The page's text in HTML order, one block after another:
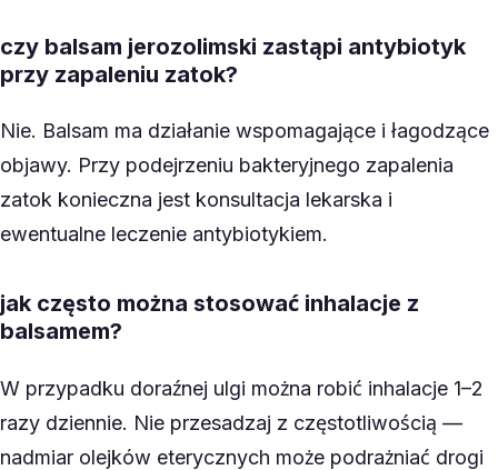
czy balsam jerozolimski zastąpi antybiotyk
przy zapaleniu zatok?
Nie. Balsam ma działanie wspomagające i łagodzące
objawy. Przy podejrzeniu bakteryjnego zapalenia
zatok konieczna jest konsultacja lekarska i
ewentualne leczenie antybiotykiem.
jak często można stosować inhalacje z
balsamem?
W przypadku doraźnej ulgi można robić inhalacje 1–2
razy dziennie. Nie przesadzaj z częstotliwością —
nadmiar olejków eterycznych może podrażniać drogi